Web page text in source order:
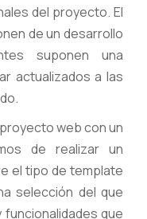
del proyecto. El
de un desarrollo
suponen una
actualizados a las
web con un
de realizar un
el tipo de template
selección del que
que